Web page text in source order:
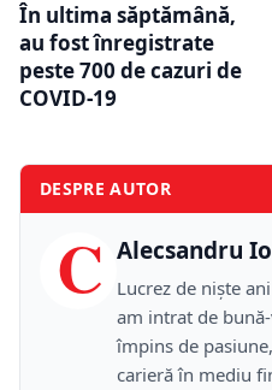
În ultima săptămână,
au fost înregistrate
peste 700 de cazuri de
COVID-19
DESPRE AUTOR
C Alecsandru
Lucrez de niște
am intrat de
împins de
carieră în mediu